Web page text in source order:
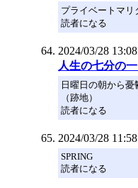
プライベートマリ
読者になる
2024/03/28
人生の七分の
日曜日の朝から
（跡地）
読者になる
2024/03/28
SPRING
読者になる